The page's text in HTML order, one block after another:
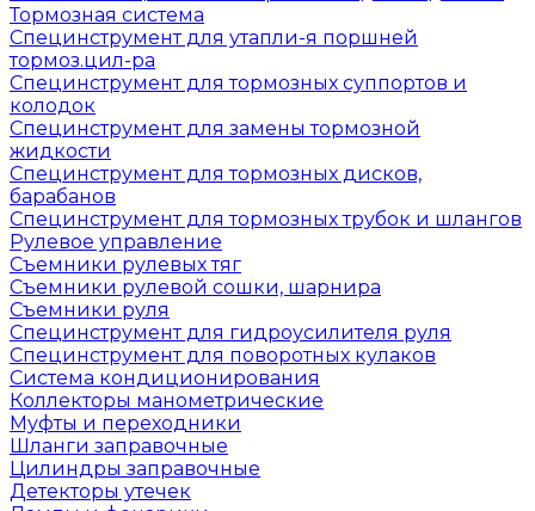
Тормозная система
Специнструмент для утапли-я поршней
тормоз.цил-ра
Специнструмент для тормозных суппортов и
колодок
Специнструмент для замены тормозной
жидкости
Специнструмент для тормозных дисков,
барабанов
Специнструмент для тормозных трубок и шлангов
Рулевое управление
Съемники рулевых тяг
Съемники рулевой сошки, шарнира
Съемники руля
Специнструмент для гидроусилителя руля
Специнструмент для поворотных кулаков
Система кондиционирования
Коллекторы манометрические
Муфты и переходники
Шланги заправочные
Цилиндры заправочные
Детекторы утечек